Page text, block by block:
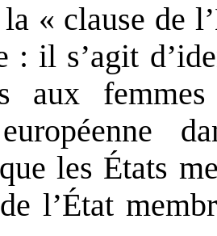
la « clause de
: il s’agit
aux
les États
l’État